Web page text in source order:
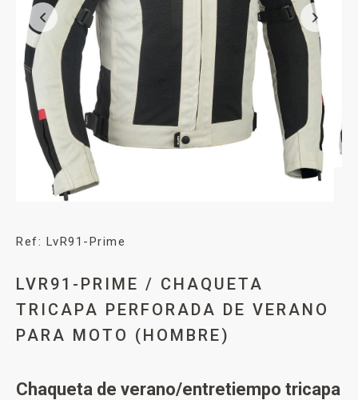
Ref: LvR91-Prime
LVR91-PRIME / CHAQUETA
TRICAPA PERFORADA DE VERANO
PARA MOTO (HOMBRE)
Chaqueta de verano/entretiempo tricapa